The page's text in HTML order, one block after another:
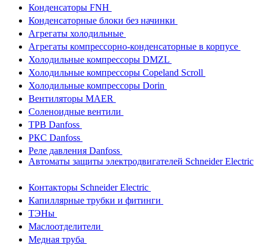
Конденсаторы FNH
Конденсаторные блоки без начинки
Агрегаты холодильные
Агрегаты компрессорно-конденсаторные в корпусе
Холодильные компрессоры DMZL
Холодильные компрессоры Copeland Scroll
Холодильные компрессоры Dorin
Вентиляторы MAER
Соленоидные вентили
ТРВ Danfoss
РКС Danfoss
Реле давления Danfoss
Автоматы защиты электродвигателей Schneider Electric
Контакторы Schneider Electric
Капиллярные трубки и фитинги
ТЭНы
Маслоотделители
Медная труба